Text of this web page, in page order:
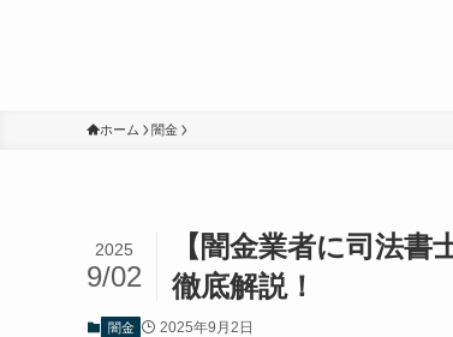
ホーム 闇金
【闇金業者に司法
徹底解説！
2025
9/02
闇金 2025年9月2日